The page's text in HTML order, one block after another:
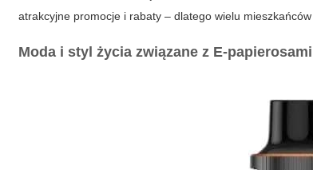
atrakcyjne promocje i rabaty – dlatego wielu
Moda i styl życia związane z E-papierosami